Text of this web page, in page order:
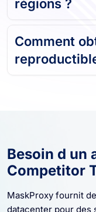
Comment
Besoin d un
Competitor
MaskProxy fournit
datacenter pour des